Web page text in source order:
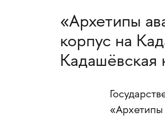
«Архетипы
корпус на
Кадашёвская
«Архетипы